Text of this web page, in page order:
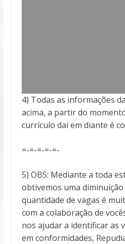
4) Todas as informações
acima, a partir do
currículo dai em diante é
=-=-=-=-=-
5) OBS: Mediante a toda
obtivemos uma diminuição
quantidade de vagas é
com a colaboração de
nos ajudar a identificar as
em conformidades,